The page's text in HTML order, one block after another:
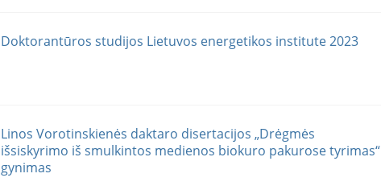
Doktorantūros studijos Lietuvos energetikos institute 2023
Linos Vorotinskienės daktaro disertacijos „Drėgmės
išsiskyrimo iš smulkintos medienos biokuro pakurose tyrimas“
gynimas